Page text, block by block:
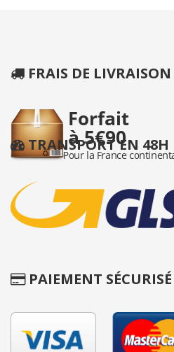
FRAIS DE LIVRAISON
TRANSPORT EN 48H
PAIEMENT SÉCURISÉ